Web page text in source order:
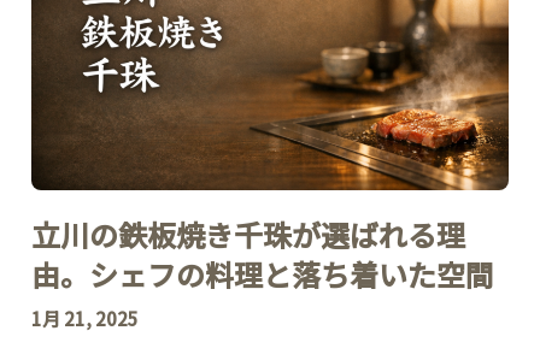
立川の鉄板焼き千珠が選ばれる理
由。シェフの料理と落ち着いた空間
1月 21, 2025